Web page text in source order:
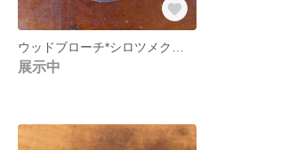
展示中